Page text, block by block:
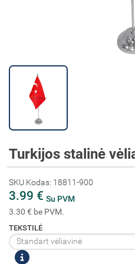
Turkijos stalinė
SKU Kodas: 18811-900
3.99 € Su PVM
3.30 € be PVM.
TEKSTILĖ